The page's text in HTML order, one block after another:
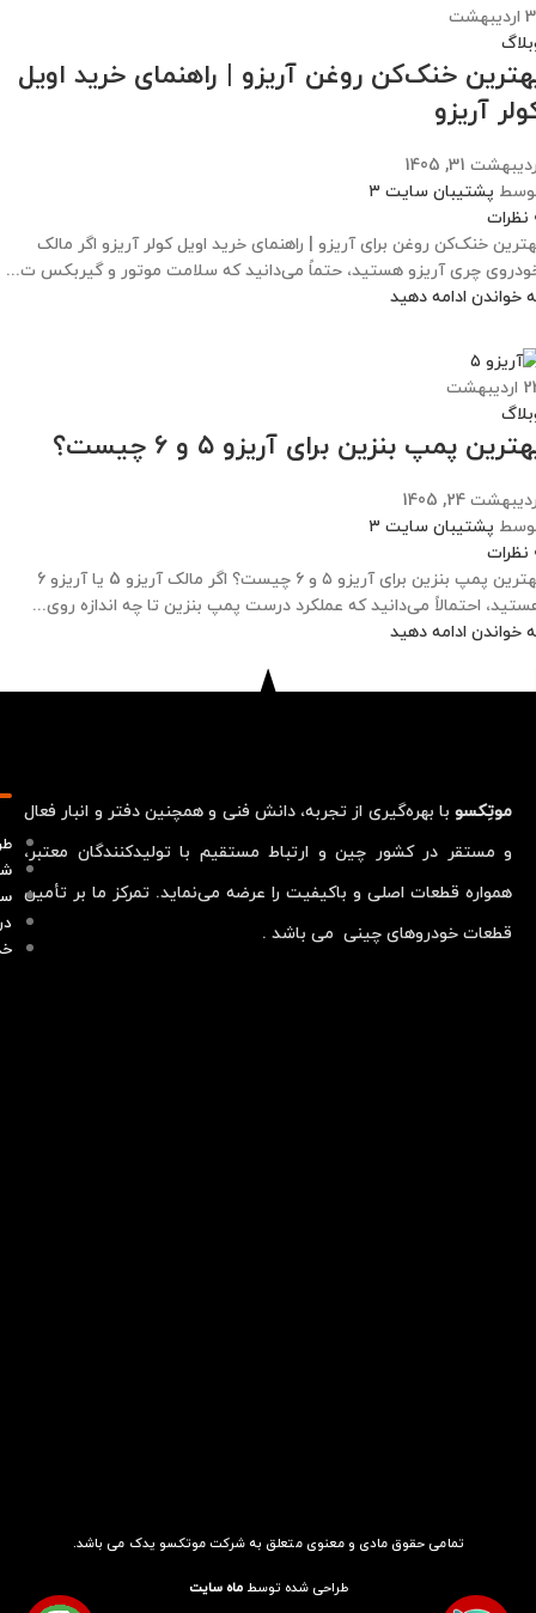
اردیبهشت
خنک‌کن روغن آریزو | راهنمای خرید اویل
آریزو
31, 1405
پشتیبان سایت ۳
نظرات
خنک‌کن روغن برای آریزو | راهنمای خرید اویل کولر آریزو اگر مالک
چری آریزو هستید، حتماً می‌دانید که سلامت موتور و گیربکس ت...
خواندن ادامه دهید
اردیبهشت
پمپ بنزین برای آریزو ۵ و ۶ چیست؟
24, 1405
پشتیبان سایت ۳
نظرات
بهترین پمپ بنزین برای آریزو ۵ و ۶ چیست؟ اگر مالک آریزو 5 یا آریزو 6
احتمالاً می‌دانید که عملکرد درست پمپ بنزین تا چه اندازه روی...
خواندن ادامه دهید
موتِکسو با بهره‌گیری از تجربه، دانش فنی و همچنین دفتر و انبار فعال
و مستقر در کشور چین و ارتباط مستقیم با تولیدکنندگان معتبر،
همواره قطعات اصلی و باکیفیت را عرضه می‌نماید. تمرکز ما بر تأمین
قطعات خودروهای چینی می باشد .
تمامی حقوق مادی و معنوی متعلق به شرکت موتکسو یدک می باشد.
طراحی شده توسطماه سایت